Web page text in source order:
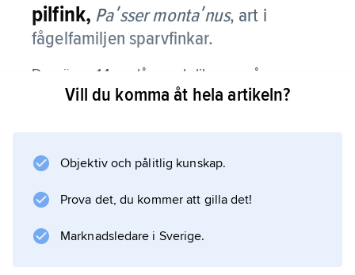
pilfink, Paʹsser montaʹnus, art i
fågelfamiljen sparvfinkar.
Den är ca 14 cm lång och liksom gråsparv
(med vilken den ofta förväxlas) brunstreckad
en svart fläck. Arten häckar i trädgårdar,
delen av Europa och Asien,
Vill du komma åt hela artikeln?
Objektiv och pålitlig kunskap.
Prova det, du kommer att gilla det!
Marknadsledare i Sverige.